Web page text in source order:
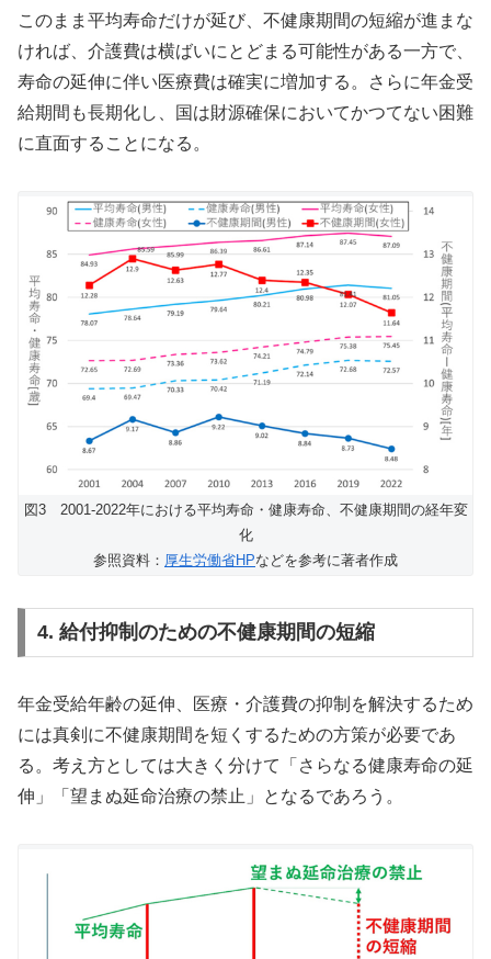
このまま平均寿命だけが延び、不健康期間の短縮が進まな
ければ、介護費は横ばいにとどまる可能性がある一方で、
寿命の延伸に伴い医療費は確実に増加する。さらに年金受
給期間も長期化し、国は財源確保においてかつてない困難
に直面することになる。
図3 2001-2022年における平均寿命・健康寿命、不健康期間の経年変
化
参照資料： 厚生労働省HPなどを参考に著者作成
4. 給付抑制のための不健康期間の短縮
年金受給年齢の延伸、医療・介護費の抑制を解決するため
には真剣に不健康期間を短くするための方策が必要であ
る。考え方としては大きく分けて「さらなる健康寿命の延
伸」「望まぬ延命治療の禁止」となるであろう。